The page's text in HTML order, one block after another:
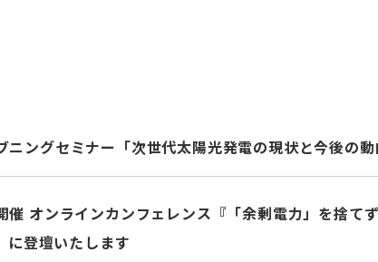
ニングセミナー「次世代太陽光発電の現状と今後の
催 オンラインカンフェレンス『「余剰電力」を捨て
に登壇いたします